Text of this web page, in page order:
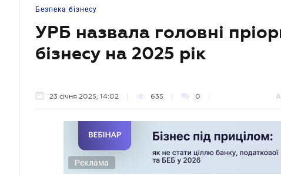
Безпека бізнесу
УРБ назвала головні
бізнесу на 2025 рік
23 січня 2025, 14:02 635 0
Реклама